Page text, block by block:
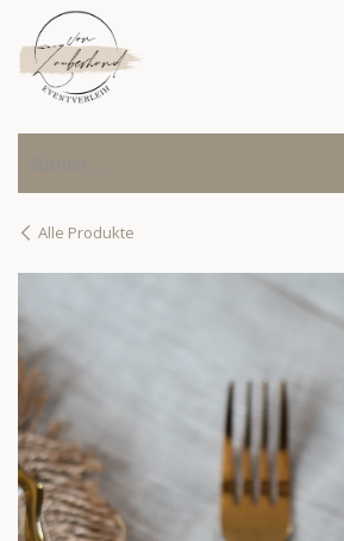
Zum Inhalt springen
Alle Produkte